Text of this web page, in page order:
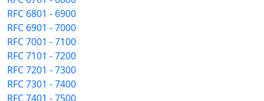
RFC 6801 - 6900
RFC 6901 - 7000
RFC 7001 - 7100
RFC 7101 - 7200
RFC 7201 - 7300
RFC 7301 - 7400
RFC 7401 - 7500